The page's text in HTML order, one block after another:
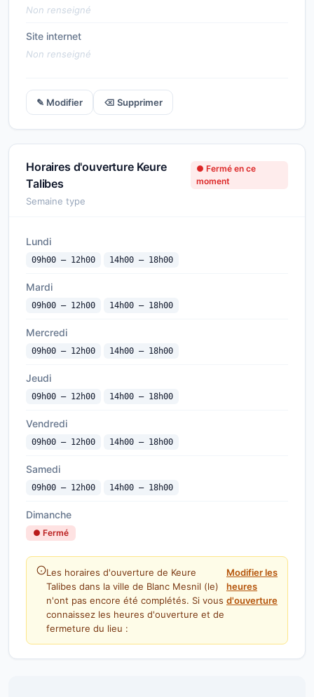
Non renseigné
Site internet
Non renseigné
✎ Modifier ⌫ Supprimer
Horaires d'ouverture Keure
Talibes
● Fermé en ce
moment
Semaine type
Lundi
09h00 — 12h00 14h00 — 18h00
Mardi
09h00 — 12h00 14h00 — 18h00
Mercredi
09h00 — 12h00 14h00 — 18h00
Jeudi
09h00 — 12h00 14h00 — 18h00
Vendredi
09h00 — 12h00 14h00 — 18h00
Samedi
09h00 — 12h00 14h00 — 18h00
Dimanche
● Fermé
Les horaires d'ouverture de Keure
Talibes dans la ville de Blanc Mesnil (le)
n'ont pas encore été complétés. Si vous
connaissez les heures d'ouverture et de
fermeture du lieu :
Modifier les
heures
d'ouverture